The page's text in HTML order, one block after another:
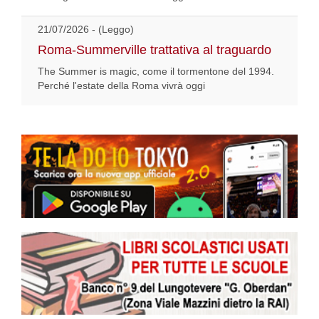
21/07/2026 - (Leggo)
Roma-Summerville trattativa al traguardo
The Summer is magic, come il tormentone del 1994.
Perché l'estate della Roma vivrà oggi